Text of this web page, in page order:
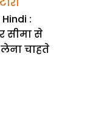
:
सीमा से
चाहते